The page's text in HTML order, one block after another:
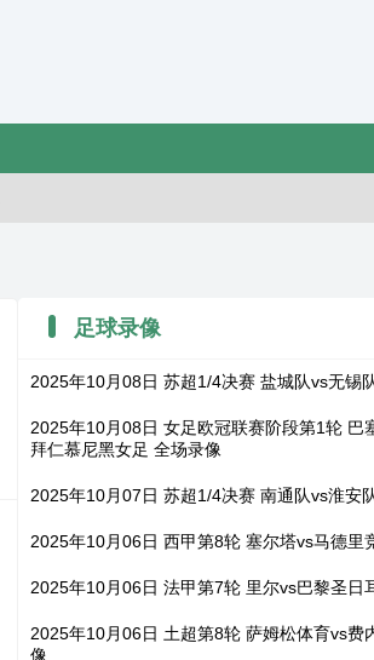
足球录像
2025年10月08日 苏超1/4决赛 盐城队vs无锡
2025年10月08日 女足欧冠联赛阶段第1轮 巴
拜仁慕尼黑女足 全场录像
2025年10月07日 苏超1/4决赛 南通队vs淮安
2025年10月06日 西甲第8轮 塞尔塔vs马德里
2025年10月06日 法甲第7轮 里尔vs巴黎圣日
2025年10月06日 土超第8轮 萨姆松体育vs费
像